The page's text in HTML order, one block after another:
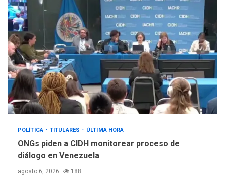
POLÍTICA TITULARES ÚLTIMA HORA
ONGs piden a CIDH monitorear proceso de
diálogo en Venezuela
agosto 6, 2026 188